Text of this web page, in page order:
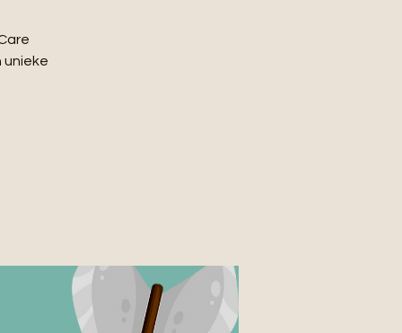
unieke